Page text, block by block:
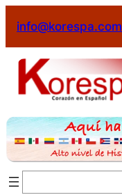
info@korespa.com